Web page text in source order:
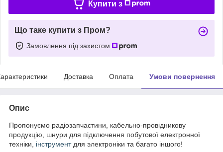
Купити з
Що таке купити з Пром?
Замовлення під захистом
Доставка Оплата Умови повернення
Опис
Пропонуємо радіозапчастини, кабельно-провідникову
продукцію, шнури для підключення побутової електронної
техніки, інструментдля электроніки та багато іншого!